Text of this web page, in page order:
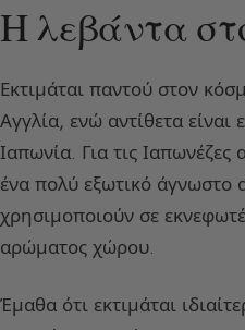
Η λεβάντα
Εκτιμάται παντού στον
Αγγλία, ενώ αντίθετα
Ιαπωνία. Για τις
ένα πολύ εξωτικό άγνωστο
χρησιμοποιούν σε
αρώματος χώρου.
Έμαθα ότι εκτιμάται